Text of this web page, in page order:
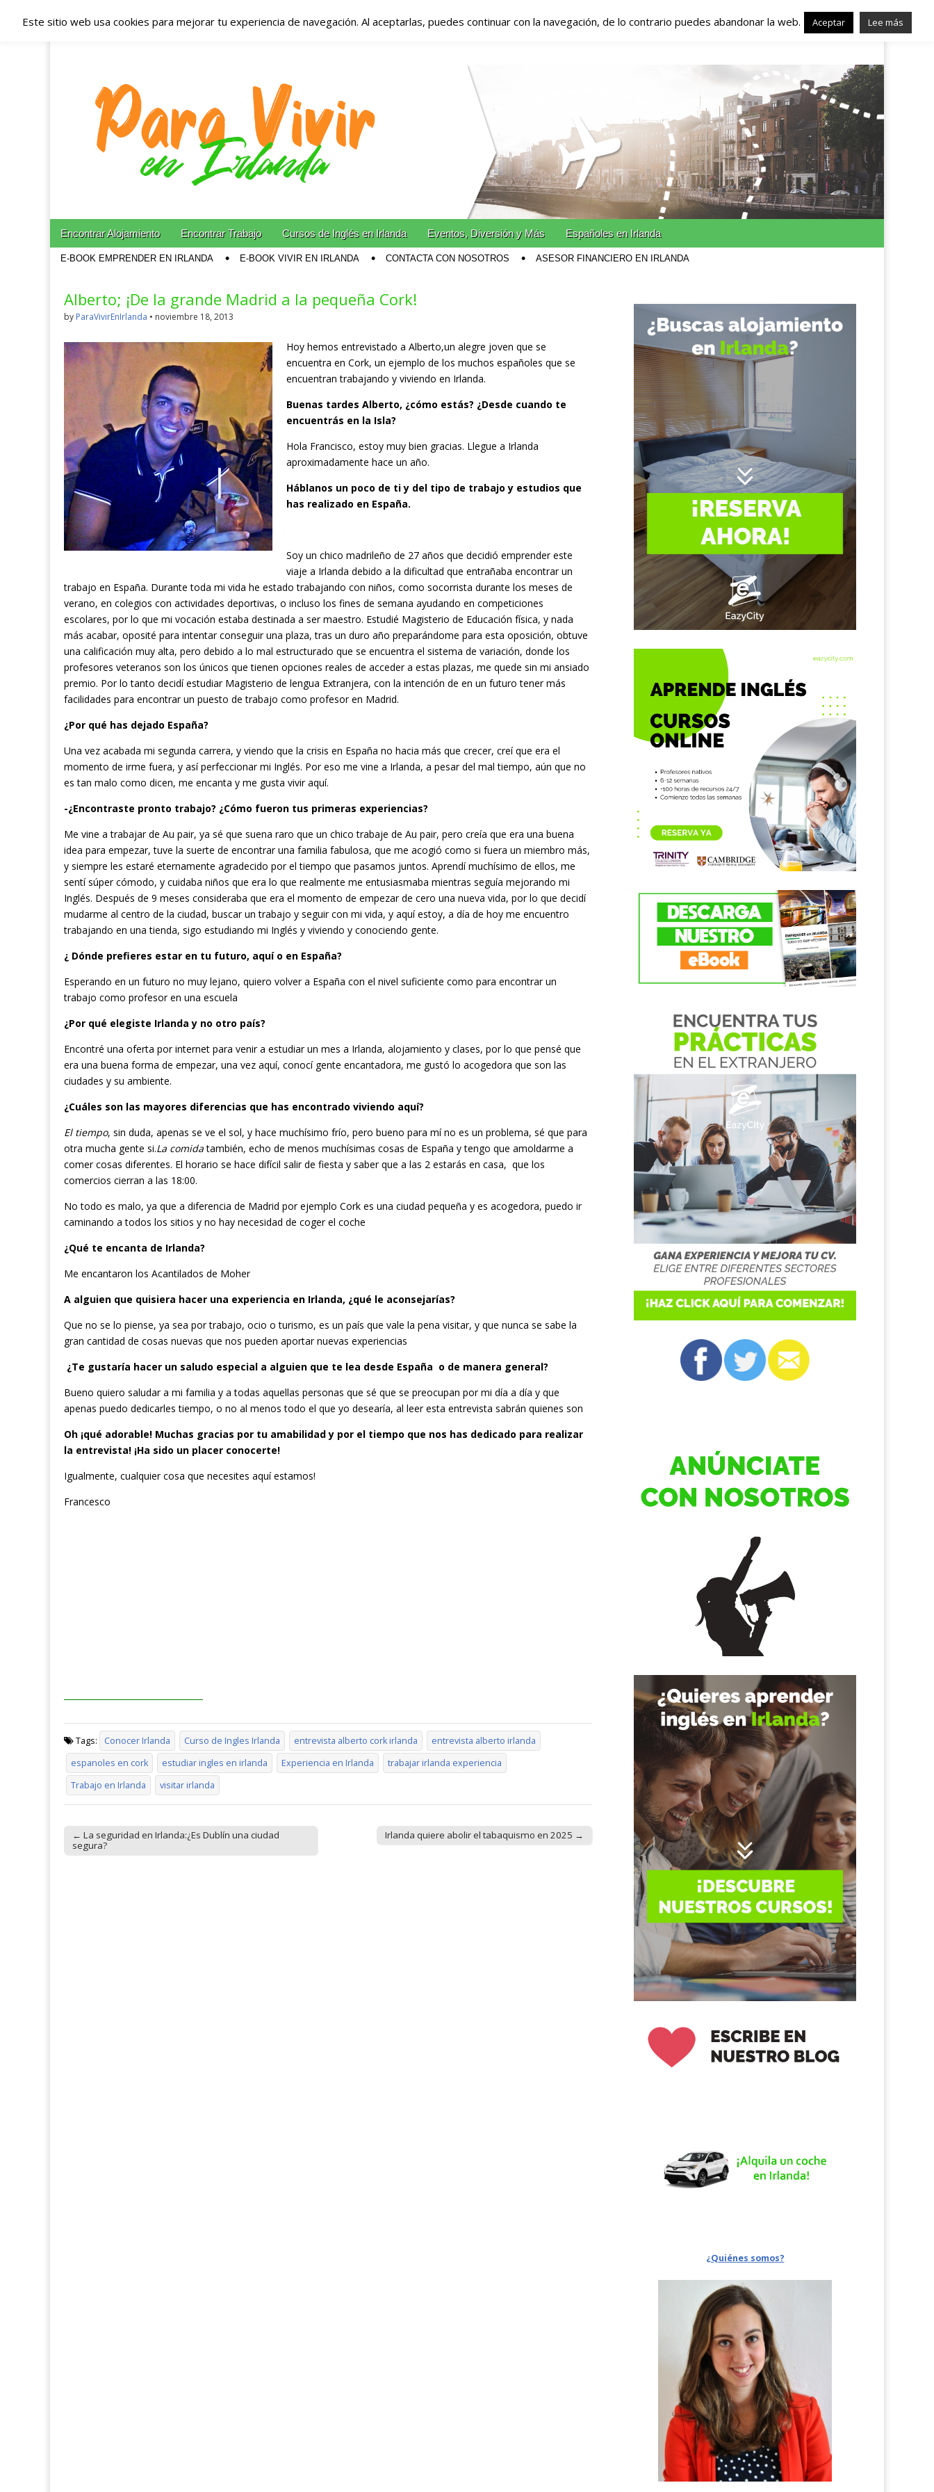
Españoles en Irlanda – Vivir en Irlanda – Trabajo en
Irlanda – Alojamiento en Irlanda
Blog dedicado a los que viven, estudian y trabajan en Irlanda!
Main menu
Skip to content
Encontrar Alojamiento Encontrar Trabajo Cursos de Inglés en Irlanda Eventos, Diversión y Más Españoles en Irlanda
E-BOOK EMPRENDER EN IRLANDA E-BOOK VIVIR EN IRLANDA CONTACTA CON NOSOTROS ASESOR FINANCIERO EN IRLANDA
Alberto; ¡De la grande Madrid a la pequeña Cork!
by ParaVivirEnIrlanda • noviembre 18, 2013
Hoy hemos entrevistado a Alberto,un alegre joven que se
encuentra en Cork, un ejemplo de los muchos españoles que se
encuentran trabajando y viviendo en Irlanda.
Buenas tardes Alberto, ¿cómo estás? ¿Desde cuando te
encuentrás en la Isla?
Hola Francisco, estoy muy bien gracias. Llegue a Irlanda
aproximadamente hace un año.
Háblanos un poco de ti y del tipo de trabajo y estudios que
has realizado en España.
Soy un chico madrileño de 27 años que decidió emprender este
viaje a Irlanda debido a la dificultad que entrañaba encontrar un
trabajo en España. Durante toda mi vida he estado trabajando con niños, como socorrista durante los meses de
verano, en colegios con actividades deportivas, o incluso los fines de semana ayudando en competiciones
escolares, por lo que mi vocación estaba destinada a ser maestro. Estudié Magisterio de Educación física, y nada
más acabar, oposité para intentar conseguir una plaza, tras un duro año preparándome para esta oposición, obtuve
una calificación muy alta, pero debido a lo mal estructurado que se encuentra el sistema de variación, donde los
profesores veteranos son los únicos que tienen opciones reales de acceder a estas plazas, me quede sin mi ansiado
premio. Por lo tanto decidí estudiar Magisterio de lengua Extranjera, con la intención de en un futuro tener más
facilidades para encontrar un puesto de trabajo como profesor en Madrid.
¿Por qué has dejado España?
Una vez acabada mi segunda carrera, y viendo que la crisis en España no hacia más que crecer, creí que era el
momento de irme fuera, y así perfeccionar mi Inglés. Por eso me vine a Irlanda, a pesar del mal tiempo, aún que no
es tan malo como dicen, me encanta y me gusta vivir aquí.
-¿Encontraste pronto trabajo? ¿Cómo fueron tus primeras experiencias?
Me vine a trabajar de Au pair, ya sé que suena raro que un chico trabaje de Au pair, pero creía que era una buena
idea para empezar, tuve la suerte de encontrar una familia fabulosa, que me acogió como si fuera un miembro más,
y siempre les estaré eternamente agradecido por el tiempo que pasamos juntos. Aprendí muchísimo de ellos, me
sentí súper cómodo, y cuidaba niños que era lo que realmente me entusiasmaba mientras seguía mejorando mi
Inglés. Después de 9 meses consideraba que era el momento de empezar de cero una nueva vida, por lo que decidí
mudarme al centro de la ciudad, buscar un trabajo y seguir con mi vida, y aquí estoy, a día de hoy me encuentro
trabajando en una tienda, sigo estudiando mi Inglés y viviendo y conociendo gente.
¿ Dónde prefieres estar en tu futuro, aquí o en España?
Esperando en un futuro no muy lejano, quiero volver a España con el nivel suficiente como para encontrar un
trabajo como profesor en una escuela
¿Por qué elegiste Irlanda y no otro país?
Encontré una oferta por internet para venir a estudiar un mes a Irlanda, alojamiento y clases, por lo que pensé que
era una buena forma de empezar, una vez aquí, conocí gente encantadora, me gustó lo acogedora que son las
ciudades y su ambiente.
¿Cuáles son las mayores diferencias que has encontrado viviendo aquí?
El tiempo, sin duda, apenas se ve el sol, y hace muchísimo frío, pero bueno para mí no es un problema, sé que para
otra mucha gente si.La comidatambién, echo de menos muchísimas cosas de España y tengo que amoldarme a
comer cosas diferentes. El horario se hace difícil salir de fiesta y saber que a las 2 estarás en casa, que los
comercios cierran a las 18:00.
No todo es malo, ya que a diferencia de Madrid por ejemplo Cork es una ciudad pequeña y es acogedora, puedo ir
caminando a todos los sitios y no hay necesidad de coger el coche
¿Qué te encanta de Irlanda?
Me encantaron los Acantilados de Moher
A alguien que quisiera hacer una experiencia en Irlanda, ¿qué le aconsejarías?
Que no se lo piense, ya sea por trabajo, ocio o turismo, es un país que vale la pena visitar, y que nunca se sabe la
gran cantidad de cosas nuevas que nos pueden aportar nuevas experiencias
¿Te gustaría hacer un saludo especial a alguien que te lea desde España o de manera general?
Bueno quiero saludar a mi familia y a todas aquellas personas que sé que se preocupan por mi día a día y que
apenas puedo dedicarles tiempo, o no al menos todo el que yo desearía, al leer esta entrevista sabrán quienes son
Oh ¡qué adorable! Muchas gracias por tu amabilidad y por el tiempo que nos has dedicado para realizar
la entrevista! ¡Ha sido un placer conocerte!
Igualmente, cualquier cosa que necesites aquí estamos!
Francesco
Tags: Conocer Irlanda Curso de Ingles Irlanda entrevista alberto cork irlanda
entrevista alberto irlanda
espanoles en cork
estudiar ingles en irlanda Experiencia en Irlanda
trabajar irlanda experiencia
Trabajo en Irlanda
visitar irlanda
Post navigation
← La seguridad en Irlanda:¿Es Dublín una ciudad
segura?
Irlanda quiere abolir el tabaquismo en 2025 →
¿Quiénes somos?
Este sitio web usa cookies para mejorar tu experiencia de navegación. Al aceptarlas, puedes continuar con la navegación, de lo contrario puedes abandonar la web. Aceptar Lee más